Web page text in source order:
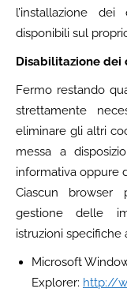
l’installazione
disponibili sul
Disabilitazione dei
Fermo restando
strettamente
eliminare gli altri
messa a
informativa oppure
Ciascun browser
gestione delle
istruzioni specifiche
Microsoft
Explorer: http://